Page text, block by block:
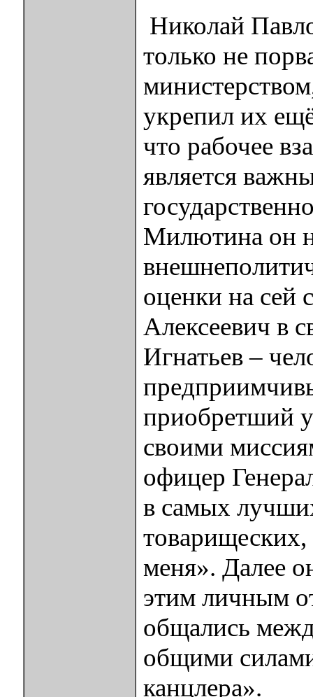
Николай
только не
укрепил их
что рабочее
является
Милютина он
оценки на сей
Алексеевич в
Игнатьев –
приобретший
своими
офицер
в самых
меня». Далее
этим личным
общались
общими
канцлера».